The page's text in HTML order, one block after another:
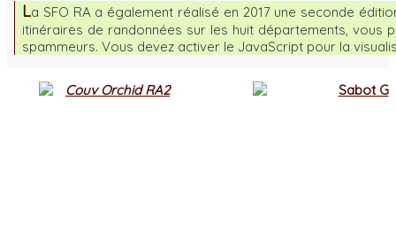
La SFO RA a également réalisé en 2017 une seconde
itinéraires de randonnées sur les huit départements,
spammeurs. Vous devez activer le JavaScript pour la